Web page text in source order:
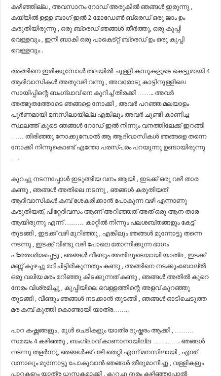
കഴിഞ്ഞില്ല , അവസാനം റോഡ്‌ അരുകിൽ ഞങ്ങൾ ഇരുന്നു ,
കയ്യിൽ ഉള്ള ബാഗ്‌ ഇൽ 2 മോഡേണ്‍ ബ്രെഡ്‌ ഒരു ജാം ഉം
കരുതിയിരുന്നു , ഒരു ബ്രെഡ്‌ ഞങ്ങൾ തീർത്തു, ഒരു കുപ്പി
വെള്ളവും , ഇനി ബാകി ഒരു പാകെട്റ്റ് ബ്രെഡ്‌ ഉം ഒരു കുപ്പി
വെള്ളവും .
അങ്ങിനെ ഇരിക്കുമ്പോൾ തലയിൽ ചുള്ളി കമ്പുകളുടെ കെട്ടുമായി 4
ആദിവാസികൾ അതുവഴി വന്നു , അവരോടു കാട്ടിനുള്ളിലെ
സായിപ്പിന്റെ ബംഗ്ലാവ് നെ കുറിച്ച് തിരക്കി …….. അവർ
അത്ഭുതത്തോടെ ഞങ്ങളെ നോക്കി , അവർ പറഞ്ഞ മലയാളം
പൂർണമായി മനസിലായില്ല എങ്കിലും അവർ ചുണ്ടി കാണിച്ച
സ്ഥലത്ത് കൂടെ ഞങ്ങൾ റോഡ്‌ ഇൽ നിന്നും വനത്തിലേക്ക് ഇറങ്ങി
…… തിരിഞ്ഞു നോക്കുമ്പോൽ ആ ആദിവാസികൾ ഞങ്ങളെ തന്നെ
നോക്കി നിന്നുകൊണ്ട് എന്തോ പരസ്പരം പറയുന്നു ഉണ്ടായിരുന്നു
….
കുറച്ചു നടന്നപ്പോൾ ഇടുങ്ങിയ വനം ആയി , ഇടക്ക് ഒരു വഴി താര
കണ്ടു , ഞങ്ങൾ അതിലെ നടന്നു , ഞങ്ങൾ കരുതിയത്‌
ആദിവാസികൾ കമ്പ് ശേകരിക്കാൻ പോകുന്ന വഴി എന്നാണു
കരുതിയത്‌, പിറ്റേദിവസം ആണ് അറിഞ്ഞത് അത് ഒരു ആന താര
ആയിരുന്നു എന്ന് ……… കാറ്റിൽ നിന്നും പലശബ്തങ്ങളും കേട്ട്
തുടങ്ങി , ഇടക്ക് വഴി മുറിഞ്ഞു , എങ്കിലും ഞങ്ങൾ മുന്നോട്ടു തന്നെ
നടന്നു , ഇടക്ക് വീണ്ടു വഴി പോലെ തോന്നിക്കുന്ന ഭാഗം
പ്രേതശ്യപ്പെട്ടു , ഞങ്ങൾ വീണ്ടും അതിലൂടെയായി യാത്ര , ഇടക്ക്
മണ്ണ് കുഴച്ചു മറിചിട്ടിരികുന്നതും കണ്ടു , അങ്ങിനെ നടക്കുംബോല്ൽ
ഒരു വലിയ മരം മറിഞ്ഞു കിടക്കുന്നത് കണ്ടു , ഞങ്ങൾ അതിൽ കുറെ
നേരം വിശ്രമിച്ചു , കുപ്പിയിലെ വെള്ളത്തിന്റെ അളവ് കുറഞ്ഞു
തുടങ്ങി , വീണ്ടും ഞങ്ങൾ നടക്കാൻ തുടങ്ങി , ഞങ്ങൾ ഓടിചെടുത്ത
മര കമ്പ് കുത്തി കൊണ്ടായി യാത്ര……..
പാറ കഷ്ണങ്ങളും , മുൾ ചെടികളും യാത്ര ദുഷ്കരം ആക്കി , ………
സമയം 4 കഴിഞ്ഞു , ബംഗ്ലാവ് കാണാനായില്ല …………. ഞങ്ങൾ
നടന്നു തളർന്നു, ഞങ്ങൾക്ക് വഴി തെറ്റി എന്ന് മനസിലായി , എന്ത്
വന്നാലും മുന്നോട്ടു പോകുവാൻ ഞങ്ങൾ തീരുമാനിച്ചു , വള്ളികളും
പാറകളും യാത്ര ധുസകമാക്കി , കുറച്ചു ദൂരം കഴിഞ്ഞപ്പോൽ